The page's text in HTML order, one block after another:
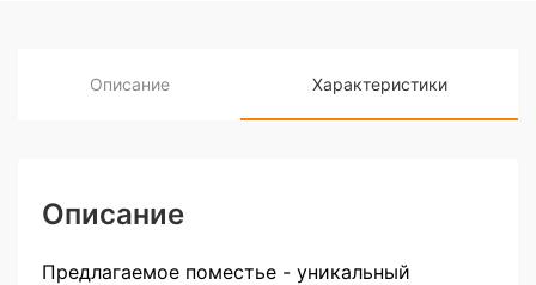
Описание Характеристики
Описание
Предлагаемое поместье - уникальный